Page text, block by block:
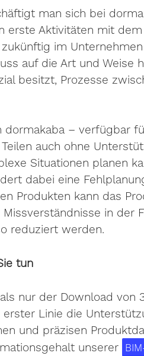
man sich bei
erste Aktivitäten mit
im
auf die Art und
besitzt, Prozesse
dormakaba – verfügbar
auch ohne
Situationen planen
dabei eine
Produkten kann das
in
reduziert werden.
tun
nur der Download von
Linie die
und präzisen
unserer